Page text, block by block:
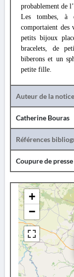
probablement de
Les tombes, à
comportaient des
petits bijoux
bracelets, de
biberons et un
petite fille.
Auteur de la notice
Catherine Bouras
Références
Coupure de presse
+
−